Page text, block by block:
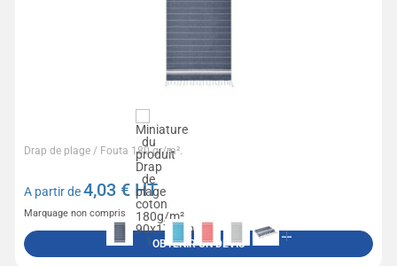
Drap de plage / Fouta 180 gr/m².
A partir de4,03 € HT
Marquage non compris
OBTENIR UN DEVIS